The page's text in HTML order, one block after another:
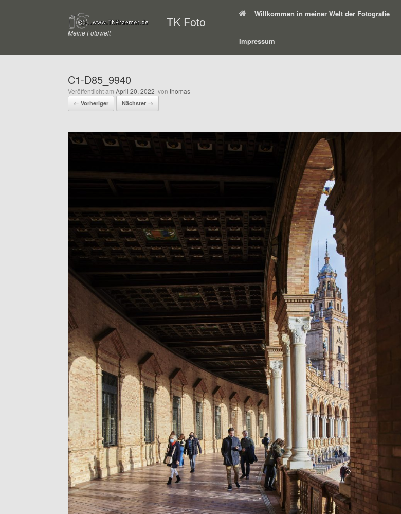
TK Foto
Meine Fotowelt
Willkommen in meiner Welt der Fotografie
Impressum
C1-D85_9940
Veröffentlicht am April 20, 2022 von thomas
← Vorheriger Nächster →